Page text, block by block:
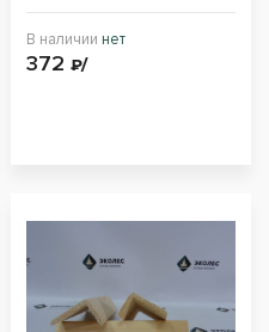
В наличии нет
372 ₽/